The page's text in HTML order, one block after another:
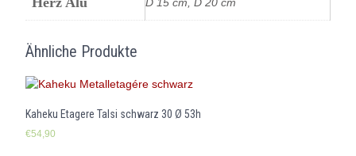
Ähnliche Produkte
Kaheku Etagere Talsi schwarz 30 Ø 53h
€54,90